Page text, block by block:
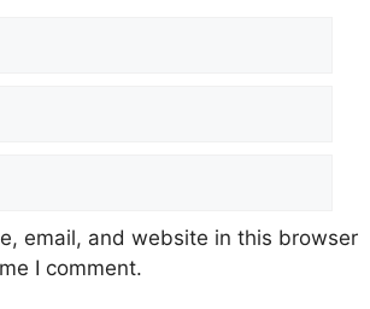
email, and website in this browser
I comment.